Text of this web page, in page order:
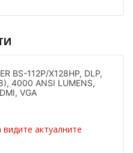
BS-112P/X128HP, DLP,
4000 ANSI LUMENS,
VGA
актуалните